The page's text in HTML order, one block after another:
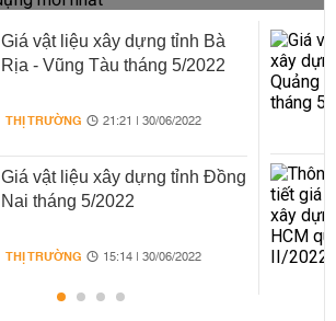
Giá vật liệu xây dựng tỉnh Bà
Rịa - Vũng Tàu tháng 5/2022
THỊ TRƯỜNG 21:21 | 30/06/2022
Giá vật liệu xây dựng tỉnh Đồng
Nai tháng 5/2022
THỊ TRƯỜNG 15:14 | 30/06/2022